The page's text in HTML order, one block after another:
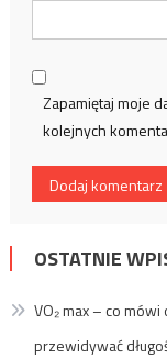
Zapamiętaj moje
kolejnych
OSTATNIE
VO₂ max – co
przewidywać